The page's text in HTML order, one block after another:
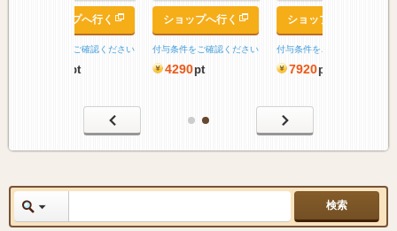
ショップへ行く
付与条件をご確認ください
ショップへ行く
付与条件をご確認ください